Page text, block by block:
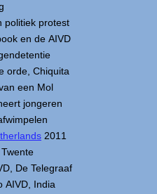
politiek protest
en de AIVD
orde, Chiquita
een Mol
jongeren
2011
De Telegraaf
AIVD, India